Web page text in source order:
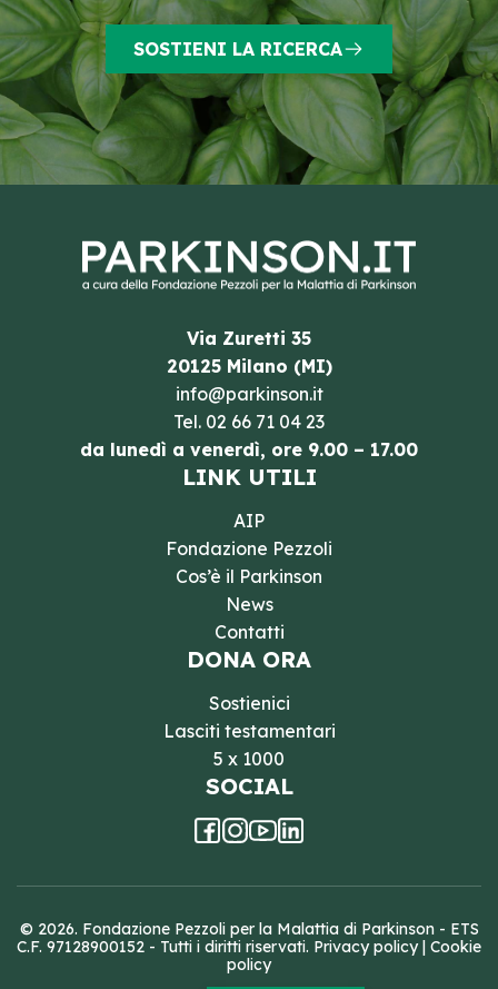
SOSTIENI LA RICERCA
Via Zuretti 35
20125 Milano (MI)
info@parkinson.it
Tel. 02 66 71 04 23
da lunedì a venerdì, ore 9.00 – 17.00
LINK UTILI
AIP
Fondazione Pezzoli
Cos’è il Parkinson
News
Contatti
DONA ORA
Sostienici
Lasciti testamentari
5 x 1000
SOCIAL
© 2026. Fondazione Pezzoli per la Malattia di Parkinson - ETS
C.F. 97128900152 - Tutti i diritti riservati. Privacy policy| Cookie
policy